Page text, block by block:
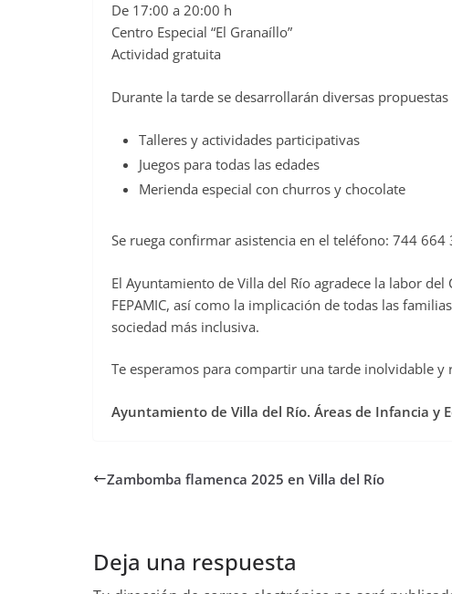
k
De 17:00 a 20:00 h
Centro Especial “El Granaíllo”
Actividad gratuita
Durante la tarde se desarrollarán diversas
Talleres y actividades participativas
Juegos para todas las edades
Merienda especial con churros y chocolate
Se ruega confirmar asistencia en el teléfono: 744 664
El Ayuntamiento de Villa del Río agradece la labor del
FEPAMIC, así como la implicación de todas las
sociedad más inclusiva.
Te esperamos para compartir una tarde inolvidable
Ayuntamiento de Villa del Río. Áreas de Infancia y
Zambomba flamenca 2025 en Villa del Río
Deja una respuesta